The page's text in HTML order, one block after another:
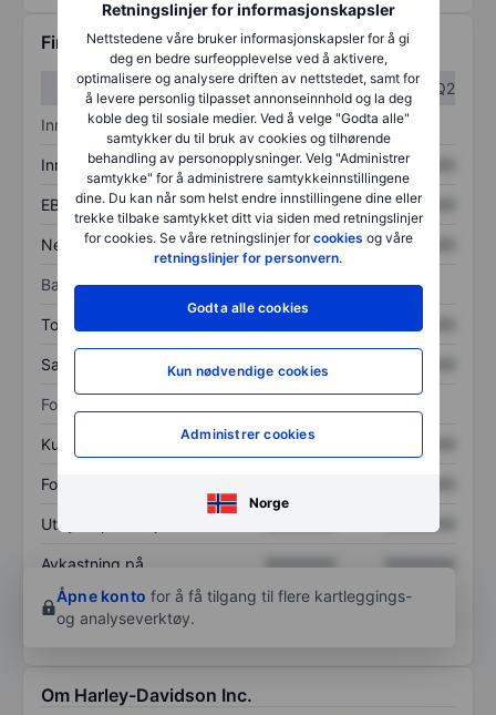
Retningslinjer for informasjonskapsler
Nettstedene våre bruker informasjonskapsler for å gi
deg en bedre surfeopplevelse ved å aktivere,
optimalisere og analysere driften av nettstedet, samt for
å levere personlig tilpasset annonseinnhold og la deg
koble deg til sosiale medier. Ved å velge "Godta alle"
samtykker du til bruk av cookies og tilhørende
behandling av personopplysninger. Velg "Administrer
samtykke" for å administrere samtykkeinnstillingene
dine. Du kan når som helst endre innstillingene dine eller
trekke tilbake samtykket ditt via siden med retningslinjer
for cookies. Se våre retningslinjer forcookies og våre
retningslinjer for personvern.
Godta alle cookies
Kun nødvendige cookies
Administrer cookies
Norge
Finansiell informasjon
Q1
Q2
Inntektsoversikt
Inntekter XXXXXXX XXXXXXX
EBITDA XXXXXXX XXXXXXX
Nettoinntekt XXXXXXX XXXXXXX
Balanse
Totale eiendeler XXXXXXX
Samlet gjeld XXXXXXX
Forholdstall
Kurs/salg XXXXXXX
Fortjeneste per aksje
Utbytte per aksje XXXXXXX
Avkastning på
egenkapital
XXXXXXX
XXXXXXX
Åpne konto for å få tilgang til flere kartleggings-
og analyseverktøy.
Om Harley-Davidson Inc.